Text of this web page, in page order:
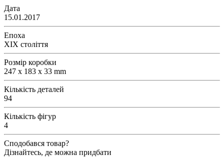
Дата
15.01.2017
Епоха
XIX століття
Розмір коробки
247 x 183 x 33 mm
Кількість деталей
94
Кількість фігур
4
Сподобався товар?
Дізнайтесь, де можна придбати